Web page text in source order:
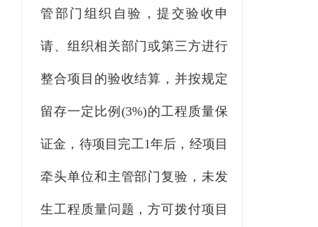
管部门组织自验，提交验收申
请、 组织相关部门或第三方进行
整合项目的验收结算，并按规定
留存一定比例 (3%)的工程质量保
证金，待项目完工1年后，经项目
牵头单位和主管部门复验，未发
生工程质量问题，方可拨付项目